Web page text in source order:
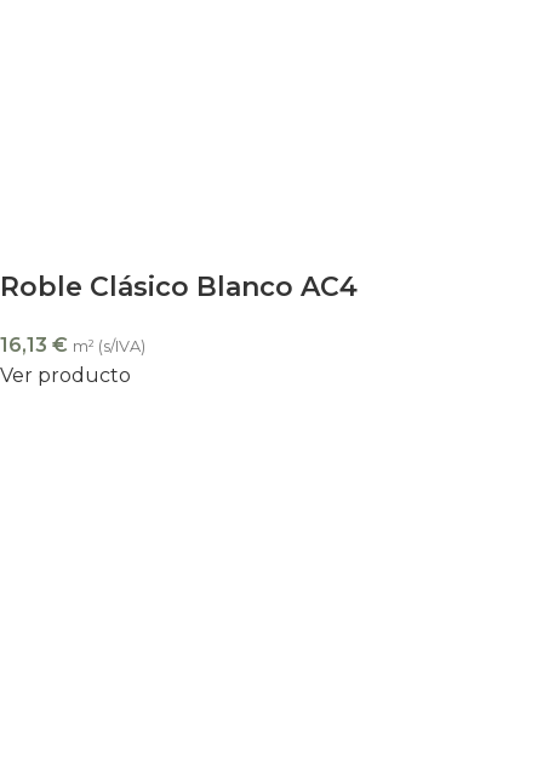
Roble Clásico Blanco AC4
16,13 € m² (s/IVA)
Ver producto